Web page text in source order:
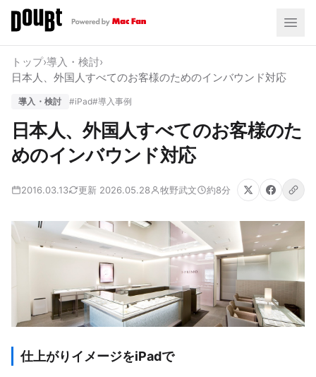
トップ›導入・検討›
日本人、外国人すべてのお客様のためのインバウンド対応
導入・検討 #iPad#導入事例
日本人、外国人すべてのお客様のた
めのインバウンド対応
2016.03.13 更新 2026.05.28 牧野武文 約8分
仕上がりイメージをiPadで